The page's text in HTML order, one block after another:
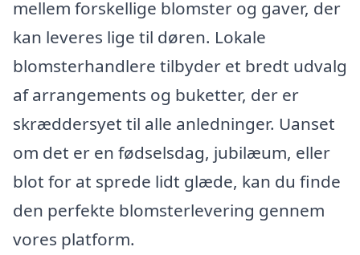
mellem forskellige blomster og gaver, der
kan leveres lige til døren. Lokale
blomsterhandlere tilbyder et bredt udvalg
af arrangements og buketter, der er
skræddersyet til alle anledninger. Uanset
om det er en fødselsdag, jubilæum, eller
blot for at sprede lidt glæde, kan du finde
den perfekte blomsterlevering gennem
vores platform.